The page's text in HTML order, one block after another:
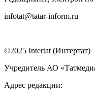
infotat@tatar-inform.ru
©2025 Intertat (Интертат)
Учредитель АО
Адрес редакции: